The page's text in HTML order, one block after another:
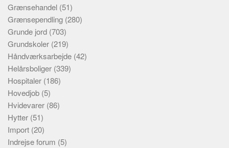
Grænsehandel (51)
Grænsependling (280)
Grunde jord (703)
Grundskoler (219)
Håndværksarbejde (42)
Helårsboliger (339)
Hospitaler (186)
Hovedjob (5)
Hvidevarer (86)
Hytter (51)
Import (20)
Indrejse forum (5)